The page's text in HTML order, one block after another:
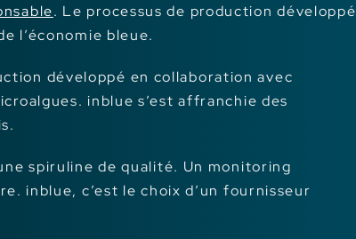
. Le processus de production développé
l’économie bleue.
développé en collaboration avec
inblue s’est affranchie des
spiruline de qualité. Un monitoring
inblue, c’est le choix d’un fournisseur